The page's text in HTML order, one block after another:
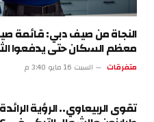
النجاة من صيف دبي: قائمة
معظم السكان حتى يدفعوا
متفرقات السبت 16 مايو 3:40 م
تقوى الربيعاوي.. الرؤية